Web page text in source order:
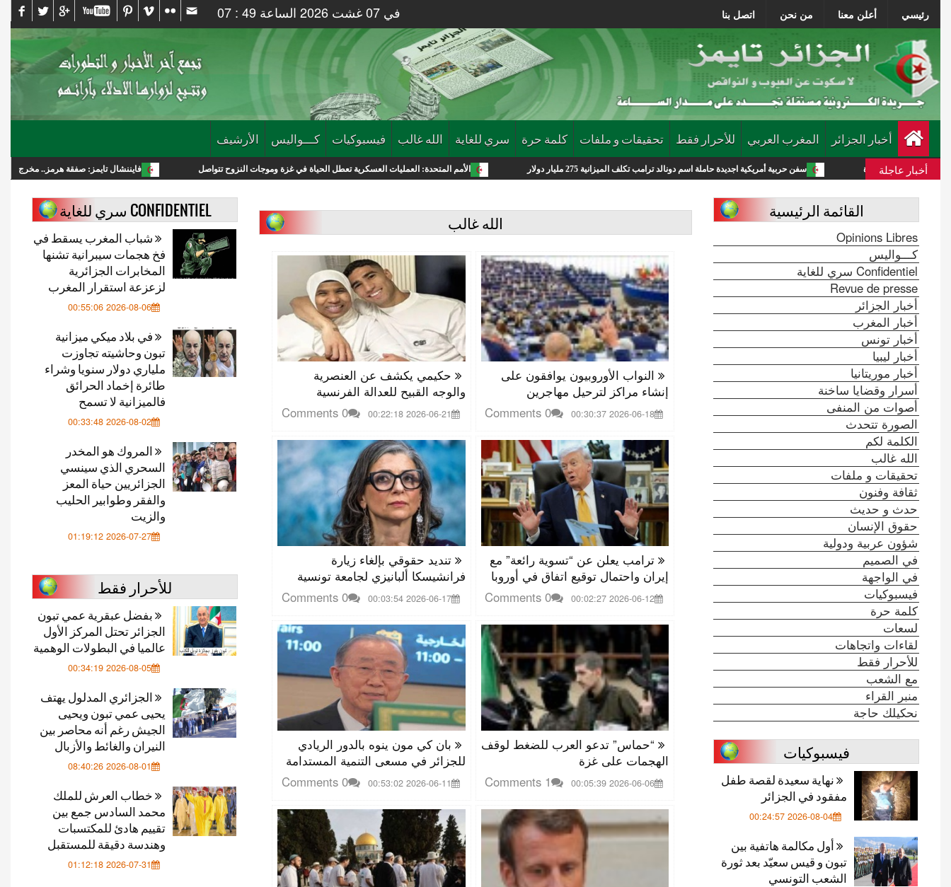
رئيسي أعلن معنا من نحن اتصل بنا في 07 غشت 2026 الساعة 49 : 07
أخبار الجزائر المغرب العربي للأحرار فقط تحقيقات و ملفات كلمة حرة سري للغاية الله غالب فيسبوكيات كـــواليس الأرشيف
أخبار عاجلة فايننشال تايمز: صفقة هرمز.. مخرج لترامب أم انتصار الأمم المتحدة: العمليات العسكرية تعطل الحياة في غزة وموجات النزوح تتواصل سفن حربية أمريكية اجديدة حاملة اسم دونالد ترامب تكلف الميزانية 275 مليار دولار
CONFIDENTIEL سري للغاية
شباب المغرب يسقط في
فخ هجمات سيبرانية تشنها
المخابرات الجزائرية
لزعزعة استقرار المغرب
2026-08-06 00:55:06
في بلاد ميكي ميزانية
تبون وحاشيته تجاوزت
ملياري دولار سنويا وشراء
طائرة إخماد الحرائق
فالميزانية لا تسمح
2026-08-02 00:33:48
المروك هو المخدر
السحري الذي سينسي
الجزائريين حياة المعز
والفقر وطوابير الحليب
والزيت
2026-07-27 01:19:12
للأحرار فقط
بفضل عبقرية عمي تبون
الجزائر تحتل المركز الأول
عالميا في البطولات الوهمية
2026-08-05 00:34:19
الجزائري المدلول يهتف
يحيى عمي تبون ويحيى
الجيش رغم أنه محاصر بين
النيران والغائط والأزبال
2026-08-01 08:40:26
خطاب العرش للملك
محمد السادس جمع بين
تقييم هادئ للمكتسبات
وهندسة دقيقة للمستقبل
2026-07-31 01:12:18
الله غالب
حكيمي يكشف عن العنصرية
والوجه القبيح للعدالة الفرنسية
2026-06-21 00:22:18
0 Comments
النواب الأوروبيون يوافقون على
إنشاء مراكز لترحيل مهاجرين
2026-06-18 00:30:37
0 Comments
تنديد حقوقي بإلغاء زيارة
فرانشيسكا ألبانيزي لجامعة تونسية
2026-06-17 00:03:54
0 Comments
ترامب يعلن عن “تسوية رائعة” مع
إيران واحتمال توقيع اتفاق في أوروبا
2026-06-12 00:02:27
0 Comments
بان كي مون ينوه بالدور الريادي
للجزائر في مسعى التنمية المستدامة
2026-06-11 00:53:02
0 Comments
“حماس” تدعو العرب للضغط لوقف
الهجمات على غزة
2026-06-06 00:05:39
1 Comments
القائمة الرئيسية
Opinions Libres
كـــواليس
Confidentiel سري للغاية
Revue de presse
أخبار الجزائر
أخبار المغرب
أخبار تونس
أخبار ليبيا
أخبار موريتانيا
أسرار وقضايا ساخنة
أصوات من المنفى
الصورة تتحدث
الكلمة لكم
الله غالب
تحقيقات و ملفات
ثقافة وفنون
حدث و حديث
حقوق الإنسان
شؤون عربية ودولية
في الصميم
في الواجهة
فيسبوكيات
كلمة حرة
لسعات
لقاءات واتجاهات
للأحرار فقط
مع الشعب
منبر القراء
نحكيلك حاجة
فيسبوكيات
نهاية سعيدة لقصة طفل
مفقود في الجزائر
2026-08-04 00:24:57
أول مكالمة هاتفية بين
تبون و قيس سعيّد بعد ثورة
الشعب التونسي